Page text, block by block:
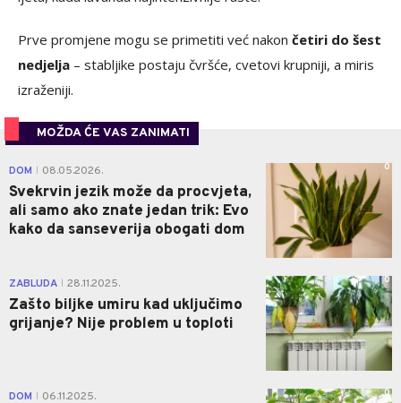
Prve promjene mogu se primetiti već nakon četiri do šest
nedjelja – stabljike postaju čvršće, cvetovi krupniji, a miris
izraženiji.
MOŽDA ĆE VAS ZANIMATI
DOM 08.05.2026.
Svekrvin jezik može da procvjeta,
ali samo ako znate jedan trik: Evo
kako da sanseverija obogati dom
0
ZABLUDA 28.11.2025.
Zašto biljke umiru kad uključimo
grijanje? Nije problem u toploti
0
DOM 06.11.2025. 0